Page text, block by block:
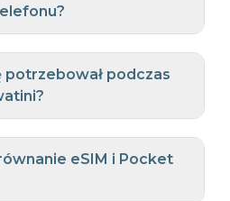
potrzebował podczas
eSIM i Pocket